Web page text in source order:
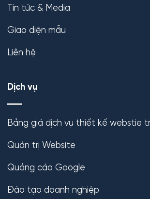
Tin tức & Media
Giao diện mẫu
Liên hệ
Dịch vụ
Bảng giá dịch vụ thiết kế webstie
Quản trị Website
Quảng cáo Google
Đào tạo doanh nghiệp